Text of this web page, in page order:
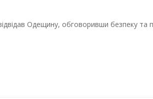
Одещину, обговоривши безпеку та